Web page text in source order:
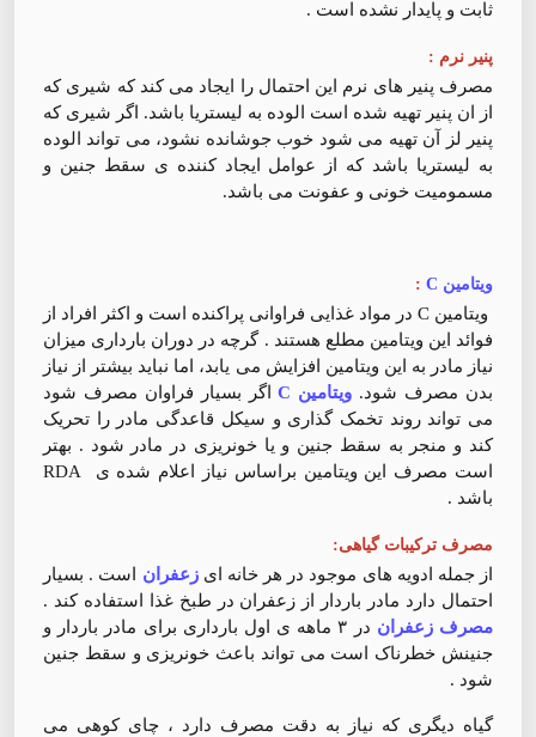
ثابت و پایدار نشده است .
پنیر نرم :
مصرف پنیر های نرم این احتمال را ایجاد می کند که شیری که
از ان پنیر تهیه شده است الوده به لیستریا باشد. اگر شیری که
پنیر لز آن تهیه می شود خوب جوشانده نشود، می تواند الوده
به لیستریا باشد که از عوامل ایجاد کننده ی سقط جنین و
مسمومیت خونی و عفونت می باشد.
ویتامین C :
ویتامین C در مواد غذایی فراوانی پراکنده است و اکثر افراد از
فوائد این ویتامین مطلع هستند . گرچه در دوران بارداری میزان
نیاز مادر به این ویتامین افزایش می یابد، اما نباید بیشتر از نیاز
بدن مصرف شود. ویتامین C
اگر بسیار فراوان مصرف شود
می تواند روند تخمک گذاری و سیکل قاعدگی مادر را تحریک
کند و منجر به سقط جنین و یا خونریزی در مادر شود . بهتر
است مصرف این ویتامین براساس نیاز اعلام شده ی RDA
باشد .
مصرف ترکیبات گیاهی:
از جمله ادویه های موجود در هر خانه ای زعفران است . بسیار
احتمال دارد مادر باردار از زعفران در طبخ غذا استفاده کند .
مصرف زعفران
در ۳ ماهه ی اول بارداری برای مادر باردار و
جنینش خطرناک است می تواند باعث خونریزی و سقط جنین
شود .
گیاه دیگری که نیاز به دقت مصرف دارد ، چای کوهی می